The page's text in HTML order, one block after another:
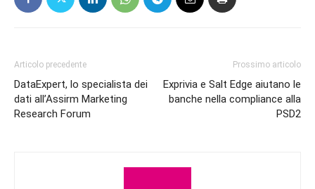
Articolo precedente
DataExpert, lo specialista dei
dati all’Assirm Marketing
Research Forum
Prossimo articolo
Exprivia e Salt Edge aiutano le
banche nella compliance alla
PSD2